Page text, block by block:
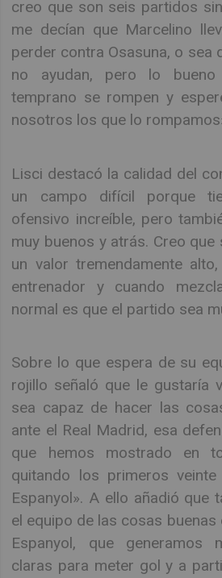
creo que son seis partidos
me decían que Marcelino
perder contra Osasuna, o sea
no ayudan, pero lo
temprano se rompen y
nosotros los que lo
Lisci destacó la calidad del
un campo difícil porque
ofensivo increíble, pero
muy buenos y atrás. Creo que
un valor tremendamente
entrenador y cuando
normal es que el partido sea
Sobre lo que espera de su
rojillo señaló que le gustaría
sea capaz de hacer las
ante el Real Madrid, esa
que hemos mostrado en
quitando los primeros
Espanyol». A ello añadió que
el equipo de las cosas buenas
Espanyol, que generamos
claras para meter gol y a